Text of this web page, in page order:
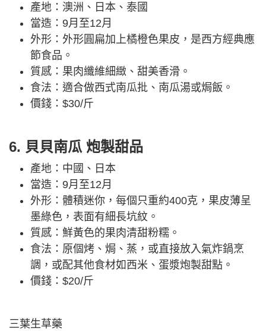
產地：澳洲、日本、泰國
當造：9月至12月
外形：外形圓扁加上橘橙色果皮，是西方經典應
節食品。
質感：果肉纖維細緻、甜美香滑。
食法：適合做西式南瓜批、南瓜湯或焗飯。
價錢：$30/斤
6. 貝貝南瓜 炮製甜品
產地：中國、日本
當造：9月至12月
外形：體積迷你，每個只重約400克，果皮薄呈
墨綠色，表面有細長坑紋。
質感：鮮黃色的果肉清甜粉糯。
食法：原個烤、焗、蒸，或直接放入氣炸鍋烹
調，或配其他食材如西米、蛋漿炮製甜點。
價錢：$20/斤
三葉生草藥